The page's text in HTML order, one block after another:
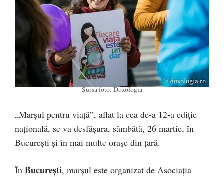
Sursa foto: Doxologia
„Marșul pentru viață”, aflat la cea de-a 12-a ediție
națională, se va desfășura, sâmbătă, 26 martie, în
București și în mai multe orașe din țară.
În București, marșul este organizat de Asociația